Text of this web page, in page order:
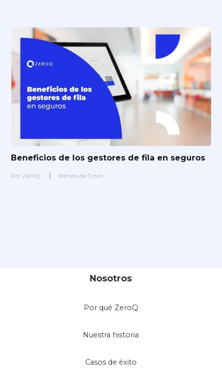
Beneficios de los gestores de fila en seguros
Por ZeroQ Menos de 3 min.
Nosotros
Por qué ZeroQ
Nuestra historia
Casos de éxito